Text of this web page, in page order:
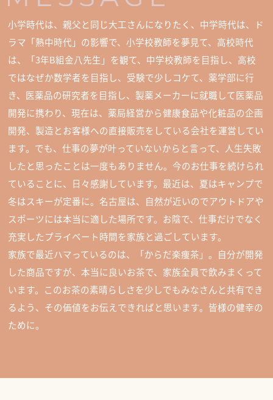
小学時代は、親父と同じ大工さんになりたく、中学時代は、ド
ラマ「熱中時代」の影響で、小学校教師を夢見て、高校時代
は、「3年B組金八先生」を観て、中学校教師を目指し、高校
ではなぜか数学者を目指し、受験で少しコケて、薬学部に行
き、医薬品の研究者を目指し、製薬メーカーに就職して医薬品
開発に携わり、現在は、薬局経営から健康食品や化粧品の企画
開発、製造とお客様への直接販売をしている会社を運営してい
ます。でも、仕事の夢が叶っていないからと言って、人生失敗
したと思ったことは一度もありません。今のお仕事を続けられ
ていることに、日々感謝しています。最近は、夏はキャンプで
冬はスキーが定番に。名古屋は、自然が近いのでアウトドアや
スポーツには本当に適した場所です。お陰で、仕事だけでなく
充実したプライベート時間を家族と過ごしています。
家族で最近ハマっているのは、「からだ楽痩茶」。自分が開発
した商品ですが、本当に良いお茶で、家族全員で飲みまくって
います。このお茶の素晴らしさを少しでもみなさんと共有でき
るよう、その価値をお伝えできればと思います。皆様の健幸の
ために。